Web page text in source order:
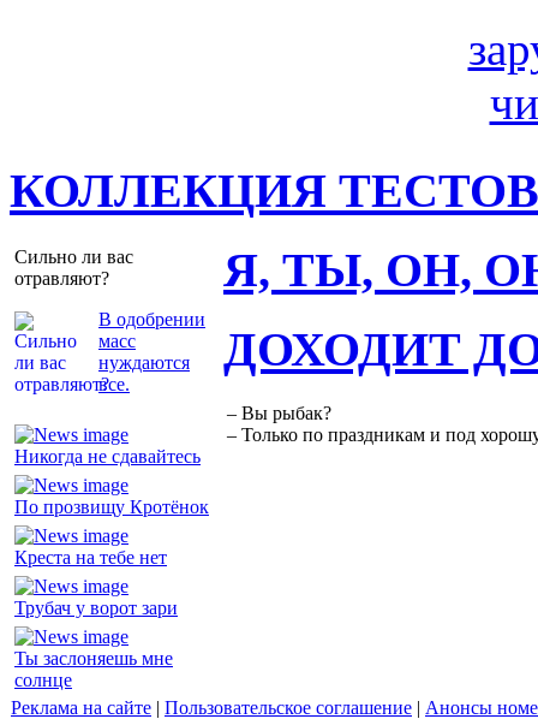
КОЛЛЕКЦИЯ ТЕСТОВ
Сильно ли вас
отравляют?
В одобрении
масс
нуждаются
все.
Я, ТЫ, ОН,
Никогда не сдавайтесь
По прозвищу Кротёнок
Креста на тебе нет
Трубач у ворот зари
Ты заслоняешь мне
солнце
ДОХОДИТ
– Вы рыбак?
– Только по праздникам и под
Реклама на сайте | Пользовательское соглашение | Анонсы